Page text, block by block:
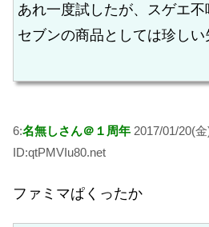
あれ一度試したが、スゲエ不
セブンの商品としては珍しい
6:名無しさん＠１周年 2017/01/20(
ID:qtPMVIu80.net
ファミマぱくったか